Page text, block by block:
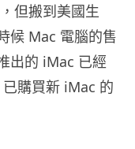
但搬到美國生
候 Mac 電腦的售
出的 iMac 已經
購買新 iMac 的